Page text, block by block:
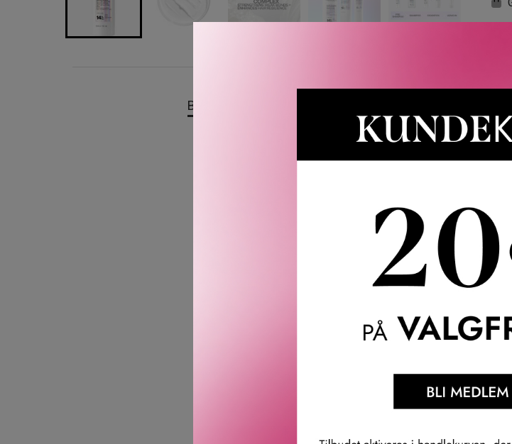
BESKRIVELSE
Redken Acidic Bonding Concentrate Intensive Pre-Treatment
reparasjon av styrke på alle typer skadet hår, og del av den
pleie og beskyttelse mot blekning av hårfargen.
Denne pH-balanserende behandlingen er spesielt formulert
av hårfarging, varmestylingverktøy og til og med vann. Med
og sitronsyre, styrker behandlingen svake bindinger og
* System av Acidic Bonding Concentrate Intensive Treatment,